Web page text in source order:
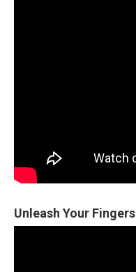
Unleash Your Fingers